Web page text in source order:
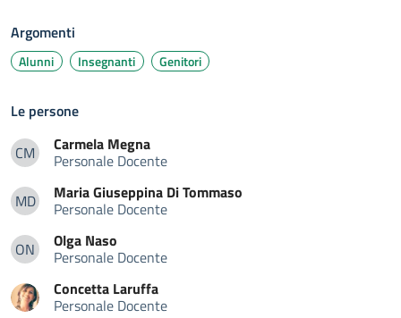
Argomenti
Alunni Insegnanti Genitori
Le persone
CMCarmela Megna
Carmela Megna
Personale Docente
MD
Maria Giuseppina Di Tommaso
Maria Giuseppina Di Tommaso
Personale Docente
ONOlga Naso
Olga Naso
Personale Docente
Concetta Laruffa
Personale Docente